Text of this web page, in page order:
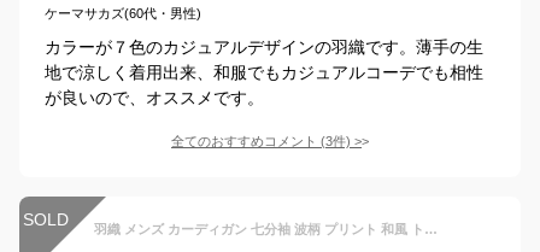
ケーマサカズ(60代・男性)
カラーが７色のカジュアルデザインの羽織です。薄手の生
地で涼しく着用出来、和服でもカジュアルコーデでも相性
が良いので、オススメです。
全てのおすすめコメント (3件) >
SOLD 羽織 メンズ カーディガン 七分袖 波柄 プリント 和風 トップス アウター 着物 浴衣 花火大会 薄手 速乾 男性用 紳士 UVカット 夏用 きれいめ おしゃれ 送料無料